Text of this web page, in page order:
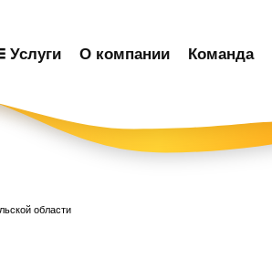
Услуги О компании Команда
области